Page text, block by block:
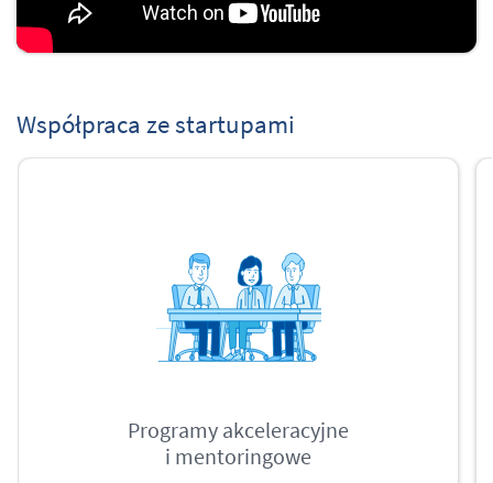
Współpraca ze startupami
Programy akceleracyjne
i mentoringowe